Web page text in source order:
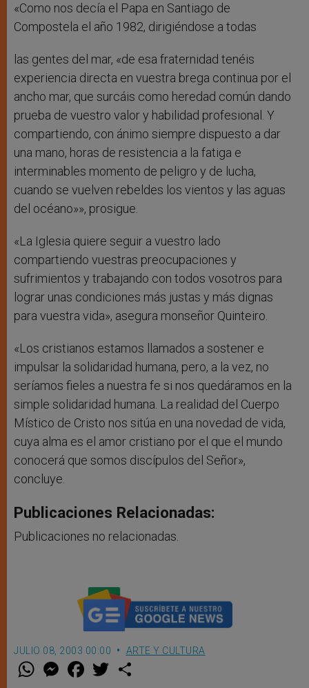
«Como nos decía el Papa en Santiago de
Compostela el año 1982, dirigiéndose a todas
las gentes del mar, «de esa fraternidad tenéis
experiencia directa en vuestra brega continua por el
ancho mar, que surcáis como heredad común dando
prueba de vuestro valor y habilidad profesional. Y
compartiendo, con ánimo siempre dispuesto a dar
una mano, horas de resistencia a la fatiga e
interminables momento de peligro y de lucha,
cuando se vuelven rebeldes los vientos y las aguas
del océano»», prosigue.
«La Iglesia quiere seguir a vuestro lado
compartiendo vuestras preocupaciones y
sufrimientos y trabajando con todos vosotros para
lograr unas condiciones más justas y más dignas
para vuestra vida», asegura monseñor Quinteiro.
«Los cristianos estamos llamados a sostener e
impulsar la solidaridad humana, pero, a la vez, no
seríamos fieles a nuestra fe si nos quedáramos en la
simple solidaridad humana. La realidad del Cuerpo
Místico de Cristo nos sitúa en una novedad de vida,
cuya alma es el amor cristiano por el que el mundo
conocerá que somos discípulos del Señor»,
concluye.
Publicaciones Relacionadas:
Publicaciones no relacionadas.
JULIO 08, 2003 00:00 ARTE Y CULTURA
W M
e
F
a w